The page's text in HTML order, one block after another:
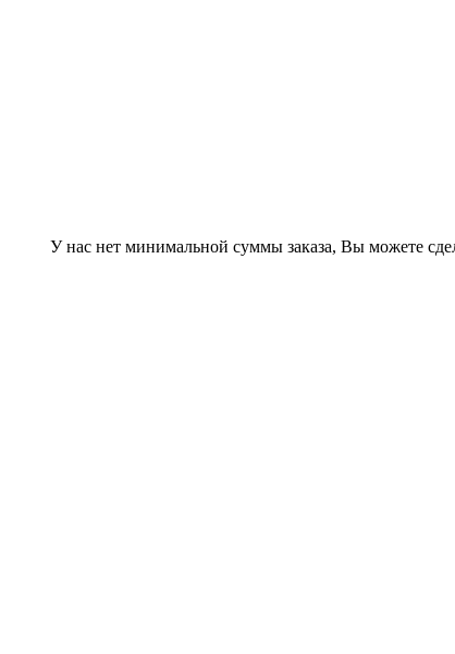
нас нет минимальной суммы заказа, Вы можете сделать